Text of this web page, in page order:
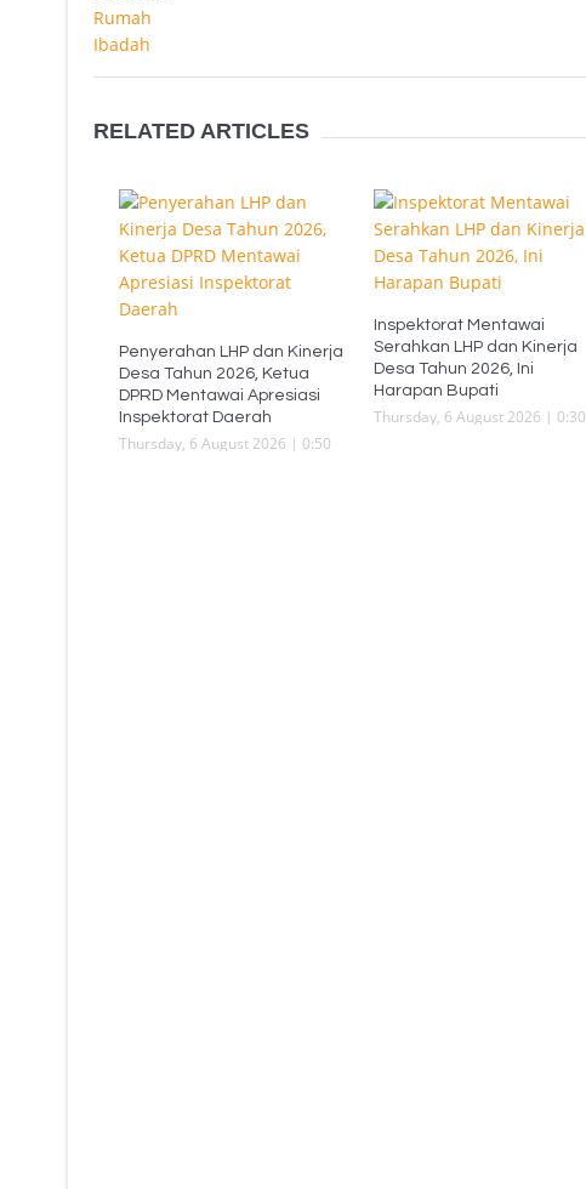
RELATED ARTICLES
Penyerahan LHP dan Kinerja
Desa Tahun 2026, Ketua
DPRD Mentawai Apresiasi
Inspektorat Daerah
Thursday, 6 August 2026 | 0:50
Inspektorat Mentawai
Serahkan LHP dan Kinerja
Desa Tahun 2026, Ini
Harapan Bupati
Thursday, 6 August 2026 | 0:30